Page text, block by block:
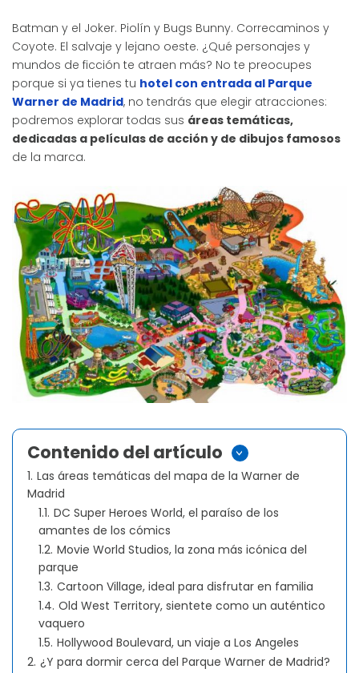
Batman y el Joker. Piolín y Bugs Bunny. Correcaminos y
Coyote. El salvaje y lejano oeste. ¿Qué personajes y
mundos de ficción te atraen más? No te preocupes
porque si ya tienes tu hotel con entrada al Parque
Warner de Madrid, no tendrás que elegir atracciones:
podremos explorar todas sus áreas temáticas,
dedicadas a películas de acción y de dibujos famosos
de la marca.
Contenido del artículo >
1. Las áreas temáticas del mapa de la Warner de
Madrid
1.1. DC Super Heroes World, el paraíso de los
amantes de los cómics
1.2. Movie World Studios, la zona más icónica del
parque
1.3. Cartoon Village, ideal para disfrutar en familia
1.4. Old West Territory, sientete como un auténtico
vaquero
1.5. Hollywood Boulevard, un viaje a Los Angeles
2. ¿Y para dormir cerca del Parque Warner de Madrid?